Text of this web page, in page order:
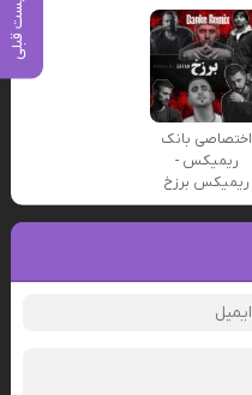
پست قبلی
اختصاصی بانک
ریمیکس -
ریمیکس برزخ